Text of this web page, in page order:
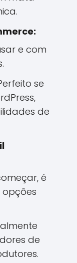
e com
se
de
é
opções
de